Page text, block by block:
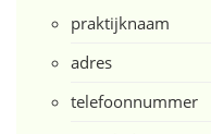
praktijknaam
adres
telefoonnummer